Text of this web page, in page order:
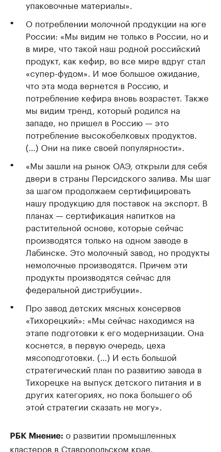
упаковочные материалы».
О потреблении молочной продукции на юге
России: «Мы видим не только в России, но и
в мире, что такой наш родной российский
продукт, как кефир, во все мире вдруг стал
«супер-фудом». И мое большое ожидание,
что эта мода вернется в Россию, и
потребление кефира вновь возрастет. Также
мы видим тренд, который родился на
западе, но пришел в Россию — это
потребление высокобелковых продуктов.
(…) Они на пике своей популярности».
«Мы зашли на рынок ОАЭ, открыли для себя
двери в страны Персидского залива. Мы шаг
за шагом продолжаем сертифицировать
нашу продукцию для поставок на экспорт. В
планах — сертификация напитков на
растительной основе, которые сейчас
производятся только на одном заводе в
Лабинске. Это молочный завод, но продукты
немолочные производятся. Причем эти
продукты производятся сейчас для
федеральной дистрибуции».
Про завод детских мясных консервов
«Тихорецкий»: «Мы сейчас находимся на
этапе подготовки к его модернизации. Она
коснется, в первую очередь, цеха
мясоподготовки. (…) И есть большой
стратегический план по развитию завода в
Тихорецке на выпуск детского питания и в
других категориях, но пока большего об
этой стратегии сказать не могу».
РБК Мнение: о развитии промышленных
кластеров в Ставропольском крае.